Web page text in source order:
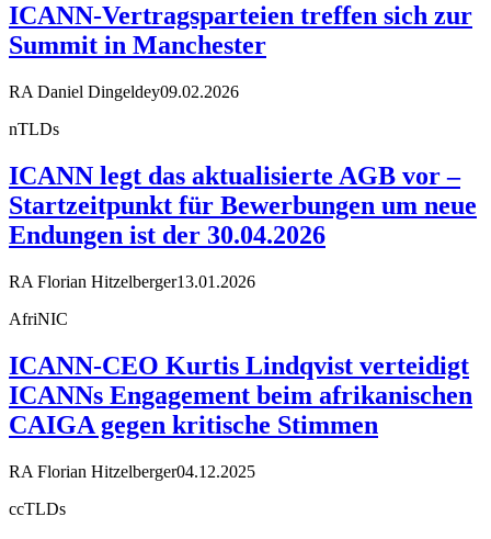
ICANN-Vertragsparteien treffen sich zur
Summit in Manchester
RA Daniel Dingeldey09.02.2026
nTLDs
ICANN legt das aktualisierte AGB vor –
Startzeitpunkt für Bewerbungen um neue
Endungen ist der 30.04.2026
RA Florian Hitzelberger13.01.2026
AfriNIC
ICANN-CEO Kurtis Lindqvist verteidigt
ICANNs Engagement beim afrikanischen
CAIGA gegen kritische Stimmen
RA Florian Hitzelberger04.12.2025
ccTLDs